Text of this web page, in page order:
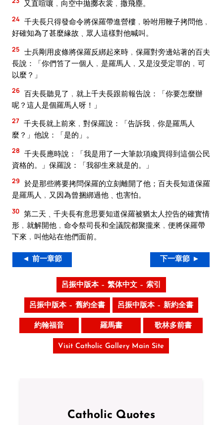
又直喧嚷﹐向空中拋擲衣裳﹐撒飛塵。
24 千夫長只得發命令將保羅帶進營樓﹐吩咐用鞭子拷問他﹐
好確知為了甚麼緣故﹑眾人這樣對他喊叫。
25 士兵剛用皮條將保羅反綁起來時﹐保羅對旁邊站著的百夫
長說：「你們笞了一個人﹐是羅馬人﹐又是沒受定罪的﹐可
以麼？」
26 百夫長聽見了﹐就上千夫長跟前報告說：「你要怎麼辦
呢？這人是個羅馬人呀！」
27 千夫長就上前來﹐對保羅說：「告訴我﹐你是羅馬人
麼？」他說：「是的」。
28 千夫長應時說：「我是用了一大筆款項纔買得到這個公民
資格的。」保羅說：「我卻生來就是的。」
29 於是那些將要拷問保羅的立刻離開了他；百夫長知道保羅
是羅馬人﹐又因為曾捆綁過他﹑也害怕。
30 第二天﹑千夫長有意思要知道保羅被猶太人控告的確實情
形﹐就解開他﹐命令祭司長和全議院都聚攏來﹐便將保羅帶
下來﹐叫他站在他們面前。
◄ 前一章節 下一章節 ►
呂振中版本 – 繁体中文 – 索引
呂振中版本 – 舊約全書 呂振中版本 – 新約全書
約翰福音 羅馬書 歌林多前書
Visit Catholic Gallery Main Site
Catholic Quotes